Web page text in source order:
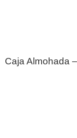
Caja Almohada